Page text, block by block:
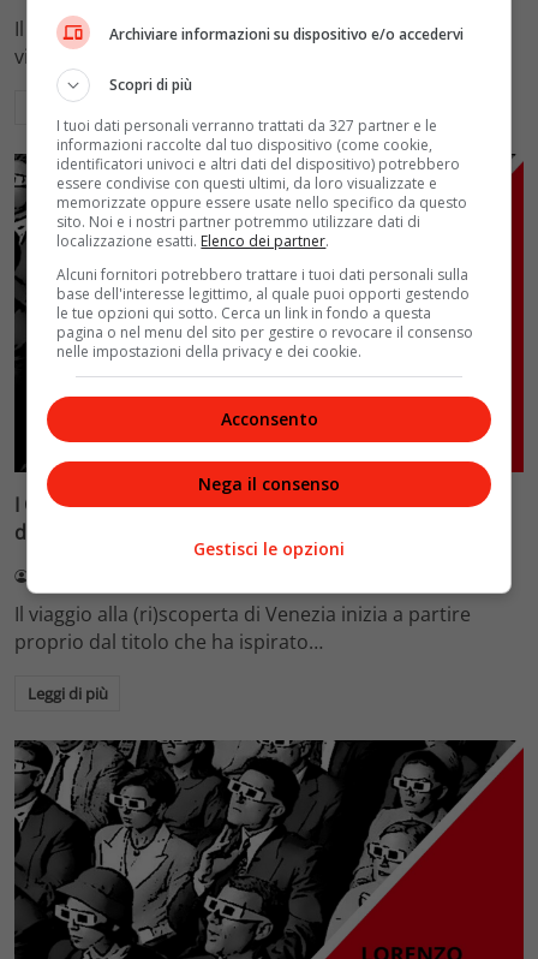
Il viaggio di VelvetMAG alla scoperta dei film che hanno
vinto la Mostra d'Arte Cinematografica…
Leggi di più
Cinefanatici Cinema
I Cinefanatici – ‘La forma dell’acqua’ è la (nuova) Forma
del Cinema
Il viaggio alla (ri)scoperta di Venezia inizia a partire
proprio dal titolo che ha ispirato…
Leggi di più
Archiviare informazioni su dispositivo e/o accedervi
Scopri di più
I tuoi dati personali verranno trattati da 327 partner e le
informazioni raccolte dal tuo dispositivo (come cookie,
identificatori univoci e altri dati del dispositivo) potrebbero
essere condivise con questi ultimi, da loro visualizzate e
memorizzate oppure essere usate nello specifico da questo
sito. Noi e i nostri partner potremmo utilizzare dati di
localizzazione esatti. Elenco dei partner.
Alcuni fornitori potrebbero trattare i tuoi dati personali sulla
base dell'interesse legittimo, al quale puoi opporti gestendo
le tue opzioni qui sotto. Cerca un link in fondo a questa
pagina o nel menu del sito per gestire o revocare il consenso
nelle impostazioni della privacy e dei cookie.
Acconsento
Nega il consenso
Gestisci le opzioni